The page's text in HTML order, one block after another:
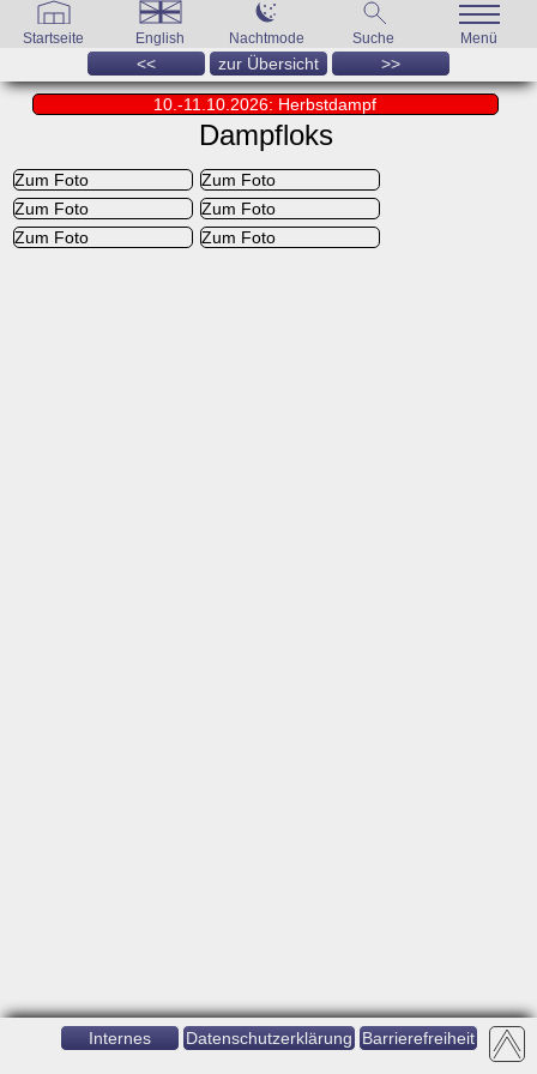
Startseite English Nachtmode Suche Menü
<< zur Übersicht >>
10.-11.10.2026: Herbstdampf
Dampfloks
Zum Foto
Zum Foto
Zum Foto
Zum Foto
Zum Foto
Zum Foto
Internes Datenschutzerklärung Barrierefreiheit